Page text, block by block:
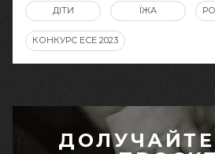
ДІТИ ЇЖА
КОНКУРС ЕСЕ 2023